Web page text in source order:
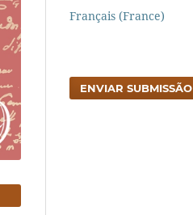
Français (France)
ENVIAR SUBMISSÃO